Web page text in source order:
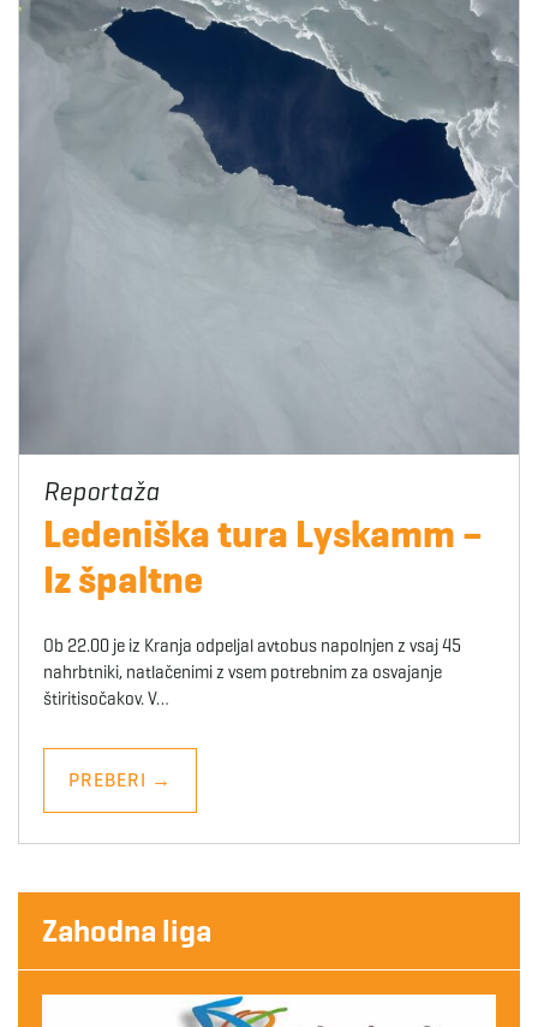
Ledeniška tura Lyskamm –
Iz špaltne
Ob 22.00 je iz Kranja odpeljal avtobus napolnjen z vsaj 45
nahrbtniki, natlačenimi z vsem potrebnim za osvajanje
štiritisočakov. V…
PREBERI →
Zahodna liga